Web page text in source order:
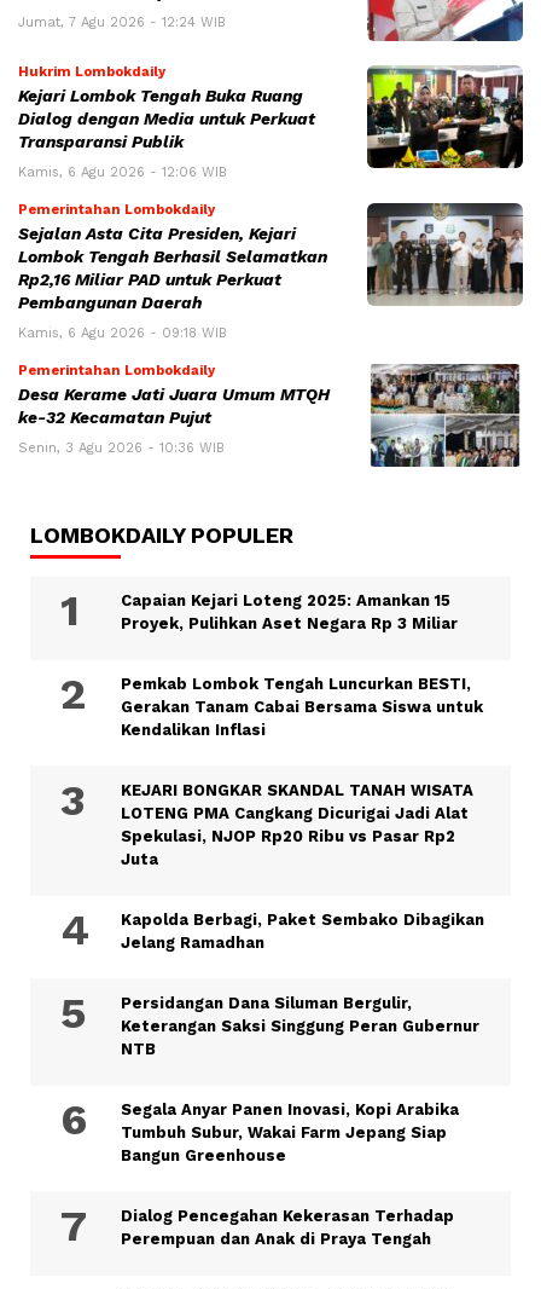
Jumat, 7 Agu 2026 - 12:24 WIB
Hukrim Lombokdaily
Kejari Lombok Tengah Buka Ruang
Dialog dengan Media untuk Perkuat
Transparansi Publik
Kamis, 6 Agu 2026 - 12:06 WIB
Pemerintahan Lombokdaily
Sejalan Asta Cita Presiden, Kejari
Lombok Tengah Berhasil Selamatkan
Rp2,16 Miliar PAD untuk Perkuat
Pembangunan Daerah
Kamis, 6 Agu 2026 - 09:18 WIB
Pemerintahan Lombokdaily
Desa Kerame Jati Juara Umum MTQH
ke-32 Kecamatan Pujut
Senin, 3 Agu 2026 - 10:36 WIB
LOMBOKDAILY POPULER
Capaian Kejari Loteng 2025: Amankan 15
Proyek, Pulihkan Aset Negara Rp 3 Miliar
Pemkab Lombok Tengah Luncurkan BESTI,
Gerakan Tanam Cabai Bersama Siswa untuk
Kendalikan Inflasi
KEJARI BONGKAR SKANDAL TANAH WISATA
LOTENG PMA Cangkang Dicurigai Jadi Alat
Spekulasi, NJOP Rp20 Ribu vs Pasar Rp2
Juta
Kapolda Berbagi, Paket Sembako Dibagikan
Jelang Ramadhan
Persidangan Dana Siluman Bergulir,
Keterangan Saksi Singgung Peran Gubernur
NTB
Segala Anyar Panen Inovasi, Kopi Arabika
Tumbuh Subur, Wakai Farm Jepang Siap
Bangun Greenhouse
Dialog Pencegahan Kekerasan Terhadap
Perempuan dan Anak di Praya Tengah